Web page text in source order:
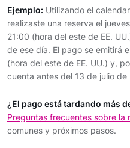
Ejemplo: Utilizando el
realizaste una reserva el
21:00 (hora del este de EE.
de ese día. El pago se emitirá
(hora del este de EE. UU.) y,
cuenta antes del 13 de julio de
¿El pago está tardando más
Preguntas frecuentes sobre la
comunes y próximos pasos.